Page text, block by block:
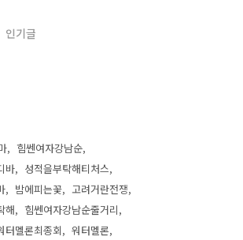
인기글
힘쎈여자강남순
바
성적을부탁해티처스
밤에피는꽃
고려거란전쟁
해
힘쎈여자강남순줄거리
터멜론최종회
워터멜론